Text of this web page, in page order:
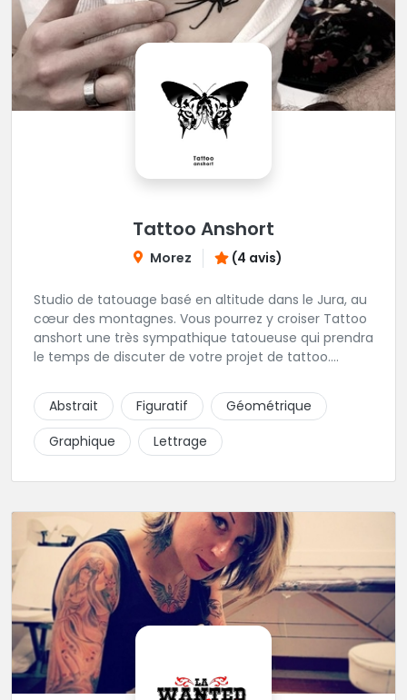
Tattoo Anshort
Morez (4 avis)
Studio de tatouage basé en altitude dans le Jura, au
cœur des montagnes. Vous pourrez y croiser Tattoo
anshort une très sympathique tatoueuse qui prendra
le temps de discuter de votre projet de tattoo.
piquer la peau à la montagne ! Elle maîtrise les
lettrages et les aplats de noir. N’hésitez pas à la
contacter pour lui soumettre votre projet.
Abstrait Figuratif
Géométrique
Graphique
Lettrage